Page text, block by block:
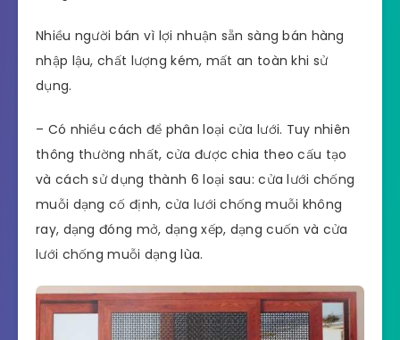
Nhiều người bán vì lợi nhuận sẵn sàng bán hàng
nhập lậu, chất lượng kém, mất an toàn khi sử
dụng.
– Có nhiều cách để phân loại cửa lưới. Tuy nhiên
thông thường nhất, cửa được chia theo cấu tạo
và cách sử dụng thành 6 loại sau: cửa lưới chống
muỗi dạng cố định, cửa lưới chống muỗi không
ray, dạng đóng mở, dạng xếp, dạng cuốn và cửa
lưới chống muỗi dạng lùa.